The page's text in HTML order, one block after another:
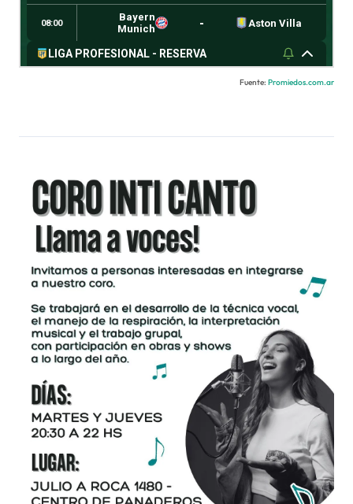
Fuente: Promiedos.com.ar